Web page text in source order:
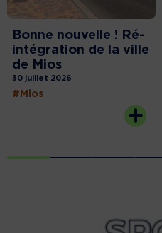
Bonne nouvelle ! Ré-
intégration de la ville
de Mios
30 juillet 2026
#Mios